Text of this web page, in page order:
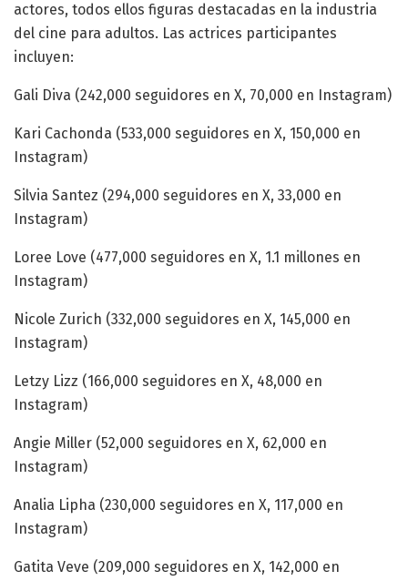
actores, todos ellos figuras destacadas en la industria
del cine para adultos. Las actrices participantes
incluyen:
Gali Diva (242,000 seguidores en X, 70,000 en Instagram)
Kari Cachonda (533,000 seguidores en X, 150,000 en
Instagram)
Silvia Santez (294,000 seguidores en X, 33,000 en
Instagram)
Loree Love (477,000 seguidores en X, 1.1 millones en
Instagram)
Nicole Zurich (332,000 seguidores en X, 145,000 en
Instagram)
Letzy Lizz (166,000 seguidores en X, 48,000 en
Instagram)
Angie Miller (52,000 seguidores en X, 62,000 en
Instagram)
Analia Lipha (230,000 seguidores en X, 117,000 en
Instagram)
Gatita Veve (209,000 seguidores en X, 142,000 en